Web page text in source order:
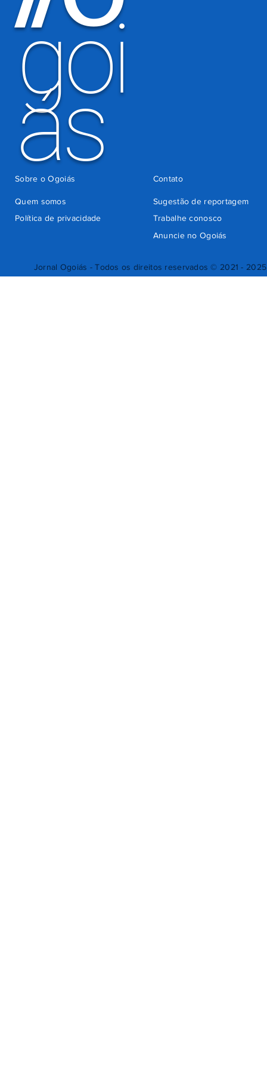
indevida do
Detran-GO
Jornal Ogoiás - Todos os direitos reservados © 2021 - 2025
goi
ás
Quem somos
Sugestão de reportagem
Trabalhe conosco
Política de privacidade
Anuncie no Ogoiás
Contato
Sobre o Ogoiás